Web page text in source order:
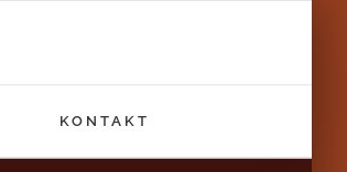
KONTAKT